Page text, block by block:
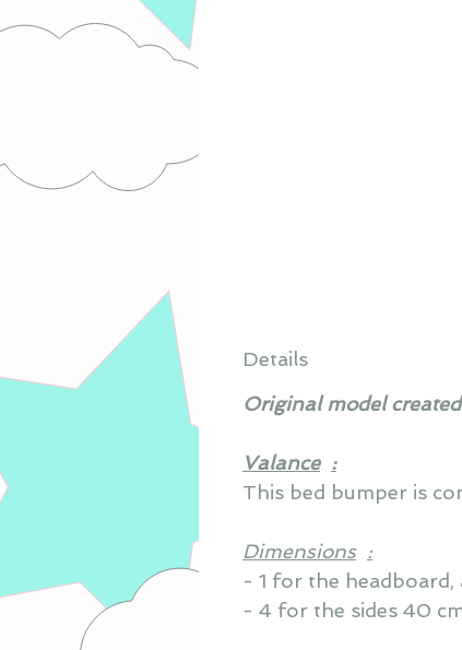
Details
Original model created
Valance :
This bed bumper is
Dimensions :
- 1 for the headboard,
- 4 for the sides 40